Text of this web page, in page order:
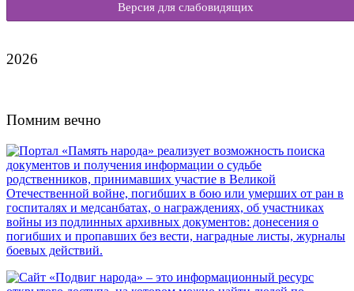
Версия для слабовидящих
2026
Помним вечно